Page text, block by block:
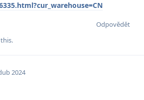
Odpovědět
2024